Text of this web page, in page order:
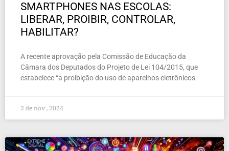
SMARTPHONES NAS ESCOLAS:
LIBERAR, PROIBIR, CONTROLAR,
HABILITAR?
A recente aprovação pela Comissão de Educação da
Câmara dos Deputados do Projeto de Lei 104/2015, que
estabelece “a proibição do uso de aparelhos eletrônicos
2 de nov , 2024